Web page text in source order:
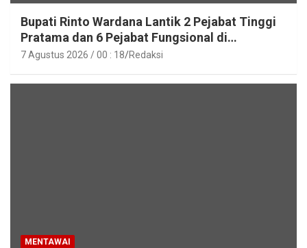
Bupati Rinto Wardana Lantik 2 Pejabat Tinggi
Pratama dan 6 Pejabat Fungsional di
Lingkungan Pemkab Kepulauan Mentawai
7 Agustus 2026 / 00 : 18 Redaksi
MENTAWAI